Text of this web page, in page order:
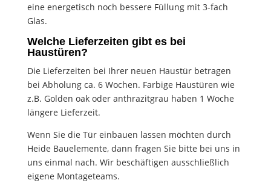
eine energetisch noch bessere Füllung mit 3-fach
Glas.
Welche Lieferzeiten gibt es bei
Haustüren?
Die Lieferzeiten bei Ihrer neuen Haustür betragen
bei Abholung ca. 6 Wochen. Farbige Haustüren wie
z.B. Golden oak oder anthrazitgrau haben 1 Woche
längere Lieferzeit.
Wenn Sie die Tür einbauen lassen möchten durch
Heide Bauelemente, dann fragen Sie bitte bei uns in
uns einmal nach. Wir beschäftigen ausschließlich
eigene Montageteams.